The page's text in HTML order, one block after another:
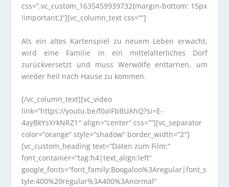
css=“.vc_custom_1635459939732{margin-bottom: 15px
!important;}“][vc_column_text css=““]
Als ein altes Kartenspiel zu neuem Leben erwacht,
wird eine Familie in ein mittelalterliches Dorf
zurückversetzt und muss Werwölfe enttarnen, um
wieder heil nach Hause zu kommen.
[/vc_column_text][vc_video
link=“https://youtu.be/f0aIFbBUAhQ?si=E-
4ayBkYsYrkNRZ1″ align=“center“ css=““][vc_separator
color=“orange“ style=“shadow“ border_width=“2″]
[vc_custom_heading text=“Daten zum Film:“
font_container=“tag:h4|text_align:left“
google_fonts=“font_family:Boogaloo%3Aregular|font_s
tyle:400%20regular%3A400%3Anormal“